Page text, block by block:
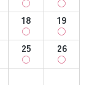
18
19
25
26